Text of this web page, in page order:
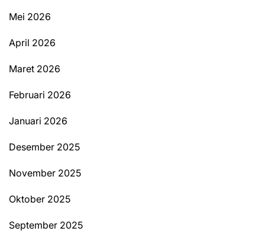
Mei 2026
April 2026
Maret 2026
Februari 2026
Januari 2026
Desember 2025
November 2025
Oktober 2025
September 2025